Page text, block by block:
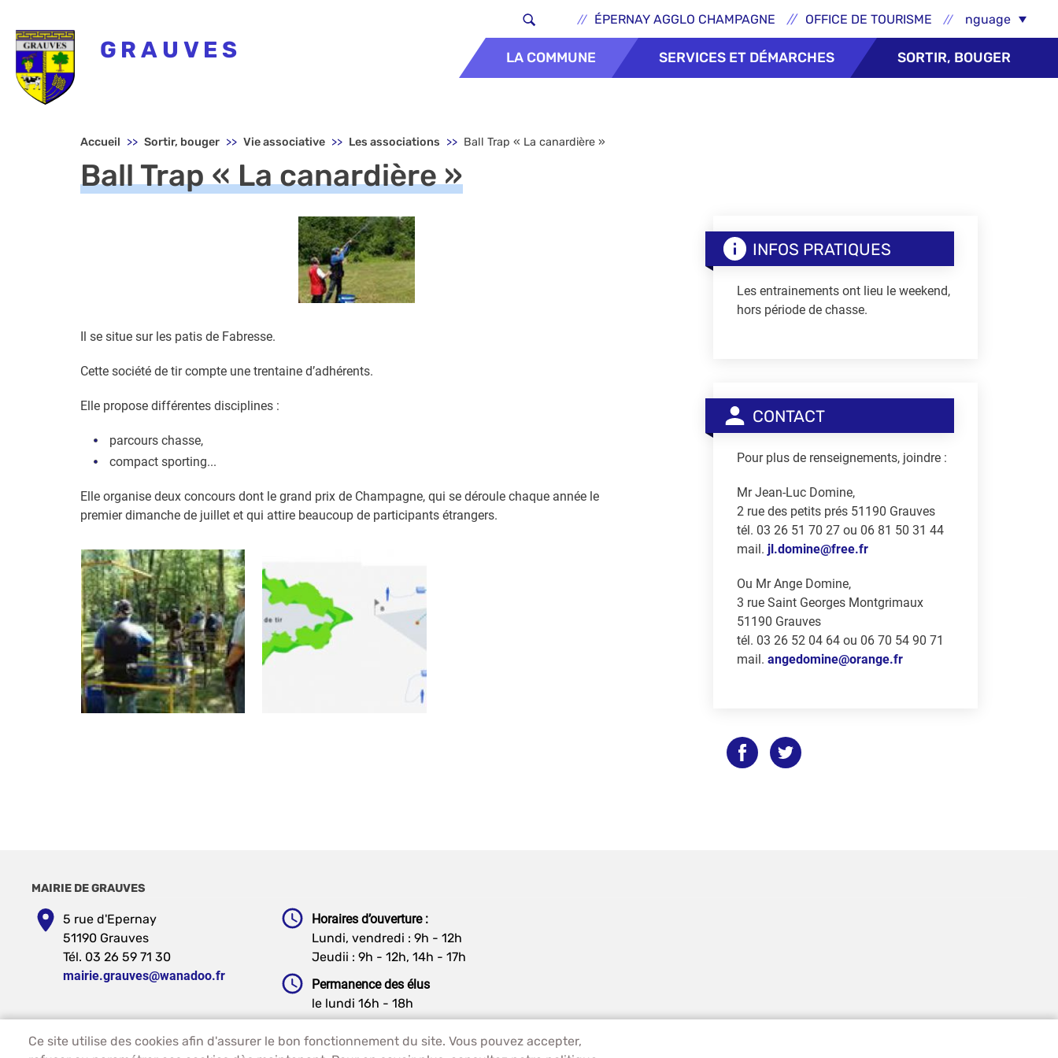
Aller au contenu principal
Header - Liens externes - Épernay
ÉPERNAY AGGLO CHAMPAGNE OFFICE DE TOURISMESelect Language
GRAUVES
Menu principal - Grauves LA COMMUNE SERVICES ET DÉMARCHES SORTIR, BOUGER
Accueil Sortir, bouger Vie associative Les associations Ball Trap « La canardière »
Ball Trap « La canardière »
Il se situe sur les patis de Fabresse.
Cette société de tir compte une trentaine d’adhérents.
Elle propose différentes disciplines :
parcours chasse,
compact sporting...
Elle organise deux concours dont le grand prix de Champagne, qui se déroule chaque année le
premier dimanche de juillet et qui attire beaucoup de participants étrangers.
INFOS PRATIQUES
Les entrainements ont lieu le weekend,
hors période de chasse.
CONTACT
Pour plus de renseignements, joindre :
Mr Jean-Luc Domine,
2 rue des petits prés 51190 Grauves
tél. 03 26 51 70 27 ou 06 81 50 31 44
mail. jl.domine@free.fr
Ou Mr Ange Domine,
3 rue Saint Georges Montgrimaux
51190 Grauves
tél. 03 26 52 04 64 ou 06 70 54 90 71
mail. angedomine@orange.fr
MAIRIE DE GRAUVES
5 rue d'Epernay
51190 Grauves
Tél. 03 26 59 71 30
mairie.grauves@wanadoo.fr
Horaires d’ouverture :
Lundi, vendredi : 9h - 12h
Jeudii : 9h - 12h, 14h - 17h
Permanence des élus
le lundi 16h - 18h
Ce site utilise des cookies afin d'assurer le bon fonctionnement du site. Vous pouvez accepter,
PIED DE PAGE - GRAUVES